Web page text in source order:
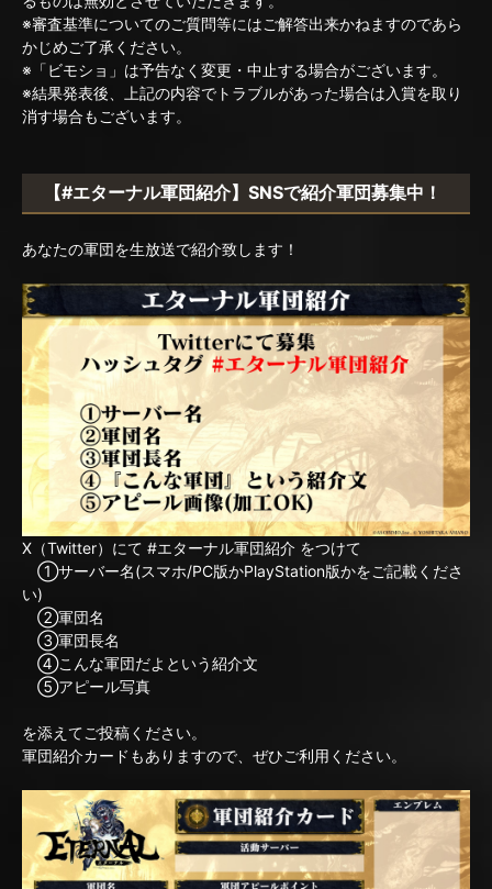
※審査基準についてのご質問等にはご解答出来かねますのであら
かじめご了承ください。
※「ビモショ」は予告なく変更・中止する場合がございます。
※結果発表後、上記の内容でトラブルがあった場合は入賞を取り
消す場合もございます。
【#エターナル軍団紹介】SNSで紹介軍団募集中！
あなたの軍団を生放送で紹介致します！
X（Twitter）にて #エターナル軍団紹介 をつけて
①サーバー名(スマホ/PC版かPlayStation版かをご記載くださ
い)
②軍団名
③軍団長名
④こんな軍団だよという紹介文
⑤アピール写真
を添えてご投稿ください。
軍団紹介カードもありますので、ぜひご利用ください。